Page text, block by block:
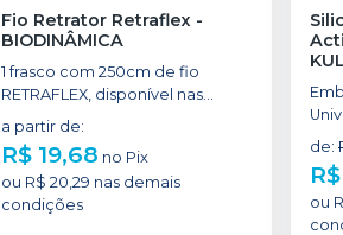
Fio Retrator Retraflex -
BIODINÂMICA
1 frasco com 250cm de fio
RETRAFLEX, disponível nas
espessuras: 0, 00, 000, 1, 2 e 3.
a partir de:
R$ 19,68 no Pix
ou R$ 20,29 nas demais
condições
de:
ou